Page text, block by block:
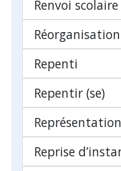
Renvoi scolaire
Repenti
Repentir (se)
Représentation
Reprise